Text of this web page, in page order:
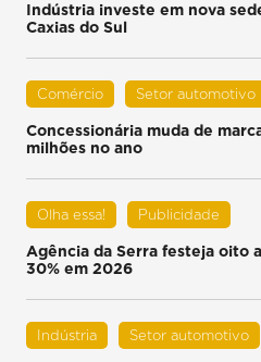
Indústria investe em nova
Caxias do Sul
Comércio Setor automotivo
Concessionária muda de
milhões no ano
Olha essa! Publicidade
Agência da Serra festeja oito
30% em 2026
Indústria Setor automotivo